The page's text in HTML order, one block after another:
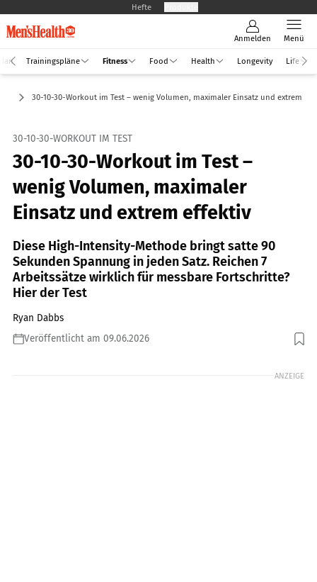
Hefte
Anmelden Menü
Trainingspläne Fitness Food Health Longevity Life
30-10-30-Workout im Test – wenig Volumen, maximaler Einsatz und extrem
30-10-30-WORKOUT IM TEST
30-10-30-Workout im Test –
wenig Volumen, maximaler
Einsatz und extrem effektiv
Diese High-Intensity-Methode bringt satte 90
Sekunden Spannung in jeden Satz. Reichen 7
Arbeitssätze wirklich für messbare Fortschritte?
Hier der Test
Ryan Dabbs
Veröffentlicht am 09.06.2026
Foto: Constantinis, Getty Images
ANZEIGE